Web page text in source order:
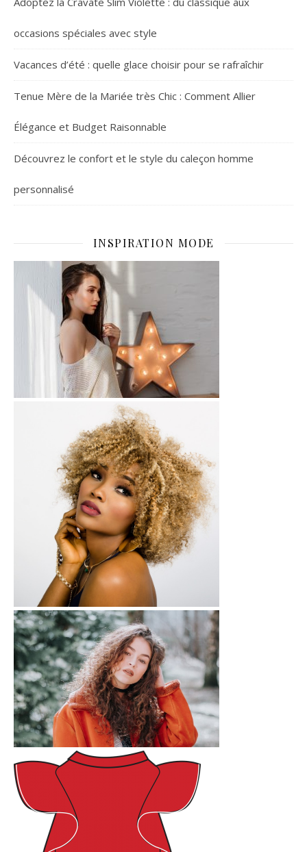
occasions spéciales avec style
Vacances d’été : quelle glace choisir pour se rafraîchir
Tenue Mère de la Mariée très Chic : Comment Allier
Élégance et Budget Raisonnable
Découvrez le confort et le style du caleçon homme
personnalisé
INSPIRATION MODE